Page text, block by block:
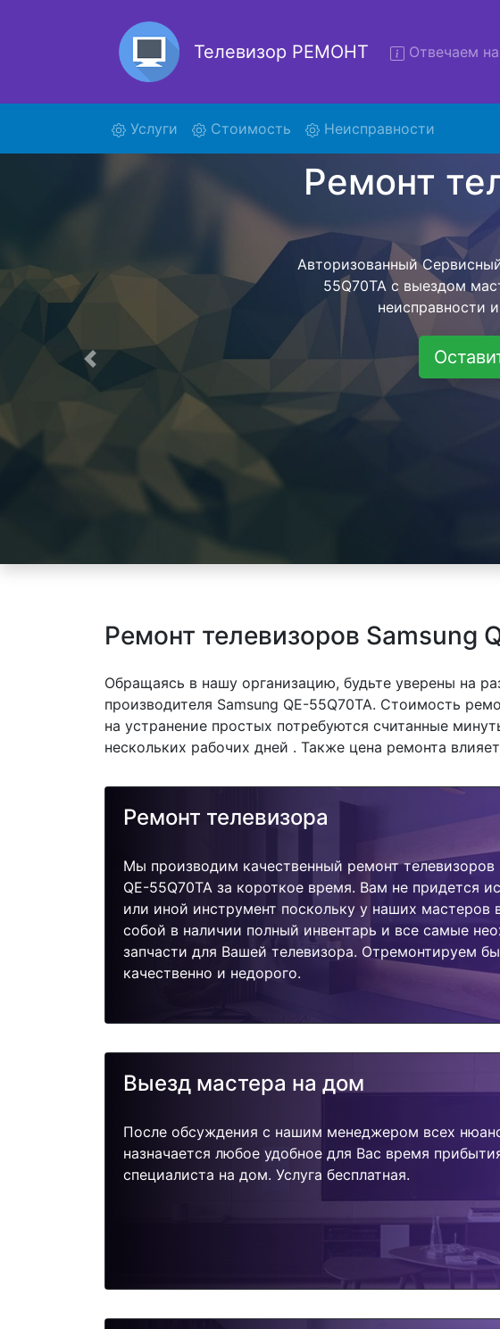
Телевизор РЕМОНТ Отвечаем
Услуги (current)Стоимость Неисправности
Ремонт
Ремонт телевизоров
- с помощью нашей
дальнейшего более
останется
Предыдущая
Ремонт телевизоров Samsung
Обращаясь в нашу организацию, будьте уверены на
производителя Samsung QE-55Q70TA. Стоимость
на устранение простых потребуются считанные
нескольких рабочих дней . Также цена ремонта
Ремонт телевизора
Мы производим качественный ремонт телевизоров
QE-55Q70TA за короткое время. Вам не придется
или иной инструмент поскольку у наших мастеров
собой в наличии полный инвентарь и все самые
запчасти для Вашей телевизора. Отремонтируем
качественно и недорого.
Выезд мастера на дом
После обсуждения с нашим менеджером всех
назначается любое удобное для Вас время
специалиста на дом. Услуга бесплатная.